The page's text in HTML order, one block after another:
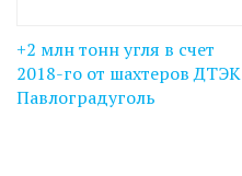
Навігація
записів
+2 млн тонн угля в счет
2018-го от шахтеров ДТЭК
Павлоградуголь